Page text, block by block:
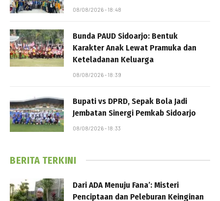
08/08/2026 - 18:48
Bunda PAUD Sidoarjo: Bentuk
Karakter Anak Lewat Pramuka dan
Keteladanan Keluarga
08/08/2026 - 18:39
Bupati vs DPRD, Sepak Bola Jadi
Jembatan Sinergi Pemkab Sidoarjo
08/08/2026 - 18:33
BERITA TERKINI
Dari ADA Menuju Fana’: Misteri
Penciptaan dan Peleburan Keinginan